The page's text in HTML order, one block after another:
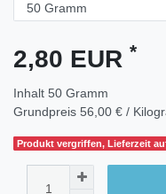
2,80 EUR *
Inhalt 50 Gramm
Grundpreis 56,00 € /
Produkt vergriffen, Lieferzeit